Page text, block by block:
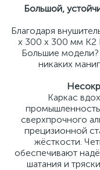
Большой,
Благодаря
x 300 x 300 мм K2
Большие
никаких
Каркас
сверхпрочного
прецизионной
жёсткости.
обеспечивают
шатания и